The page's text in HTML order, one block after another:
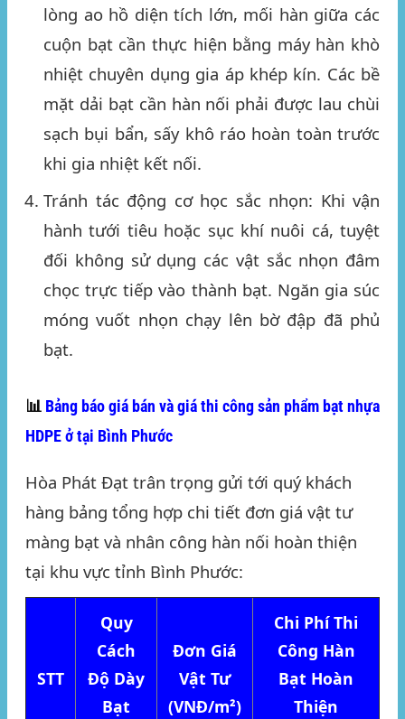
lòng ao hồ diện tích lớn, mối hàn giữa các
cuộn bạt cần thực hiện bằng máy hàn khò
nhiệt chuyên dụng gia áp khép kín. Các bề
mặt dải bạt cần hàn nối phải được lau chùi
sạch bụi bẩn, sấy khô ráo hoàn toàn trước
khi gia nhiệt kết nối.
Tránh tác động cơ học sắc nhọn: Khi vận
hành tưới tiêu hoặc sục khí nuôi cá, tuyệt
đối không sử dụng các vật sắc nhọn đâm
chọc trực tiếp vào thành bạt. Ngăn gia súc
móng vuốt nhọn chạy lên bờ đập đã phủ
bạt.
📊 Bảng báo giá bán và giá thi công sản phẩm bạt nhựa
HDPE ở tại Bình Phước
Hòa Phát Đạt trân trọng gửi tới quý khách
hàng bảng tổng hợp chi tiết đơn giá vật tư
màng bạt và nhân công hàn nối hoàn thiện
tại khu vực tỉnh Bình Phước:
STT
Quy
Cách
Độ Dày
Bạt
Đơn Giá
Vật Tư
(VNĐ/m²)
Chi Phí Thi
Công Hàn
Bạt Hoàn
Thiện